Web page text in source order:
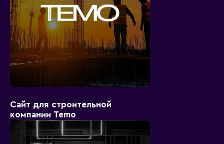
Сайт для строительной
компании Temo